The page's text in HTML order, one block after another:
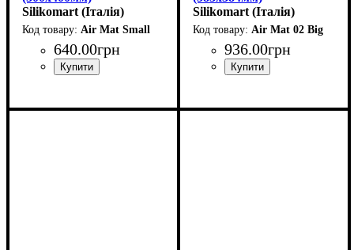
Silikomart (Італія)
Air Mat Small
640.00грн
Silikomart (Італія)
Air Mat 02 Big
936.00грн